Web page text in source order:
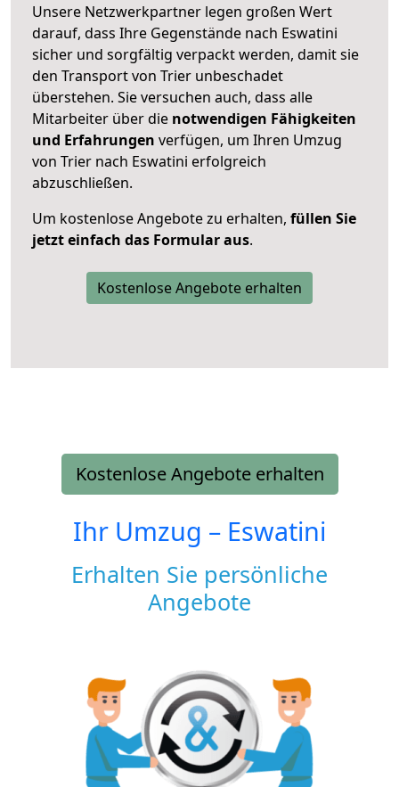
Unsere Netzwerkpartner legen großen Wert
darauf, dass Ihre Gegenstände nach Eswatini
sicher und sorgfältig verpackt werden, damit sie
den Transport von Trier unbeschadet
überstehen. Sie versuchen auch, dass alle
Mitarbeiter über die notwendigen Fähigkeiten
und Erfahrungen verfügen, um Ihren Umzug
von Trier nach Eswatini erfolgreich
abzuschließen.
Um kostenlose Angebote zu erhalten, füllen Sie
jetzt einfach das Formular aus.
Kostenlose Angebote erhalten
Kostenlose Angebote erhalten
Ihr Umzug – Eswatini
Erhalten Sie persönliche
Angebote